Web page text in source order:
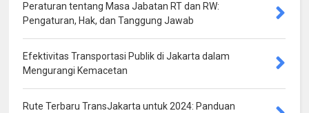
Peraturan tentang Masa Jabatan RT dan RW:
Pengaturan, Hak, dan Tanggung Jawab
Efektivitas Transportasi Publik di Jakarta dalam
Mengurangi Kemacetan
Rute Terbaru TransJakarta untuk 2024: Panduan